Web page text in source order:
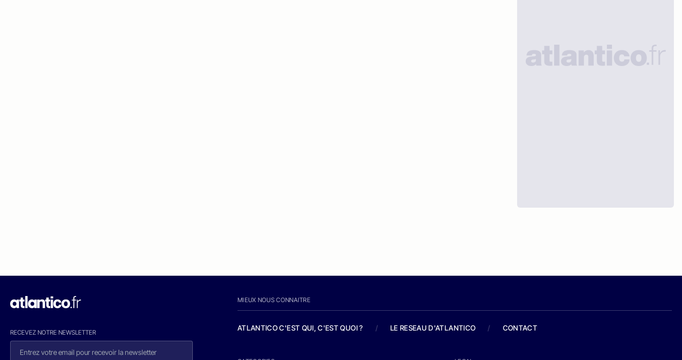
RECEVEZ NOTRE NEWSLETTER
MIEUX NOUS CONNAITRE
ATLANTICO C'EST QUI, C'EST QUOI ? / LE RESEAU D'ATLANTICO / CONTACT